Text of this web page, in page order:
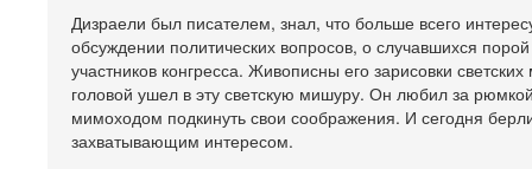
Дизраели был писателем, знал, что больше всего
обсуждении политических вопросов, о случавшихся
участников конгресса. Живописны его зарисовки
головой ушел в эту светскую мишуру. Он любил за
мимоходом подкинуть свои соображения. И сегодня
захватывающим интересом.